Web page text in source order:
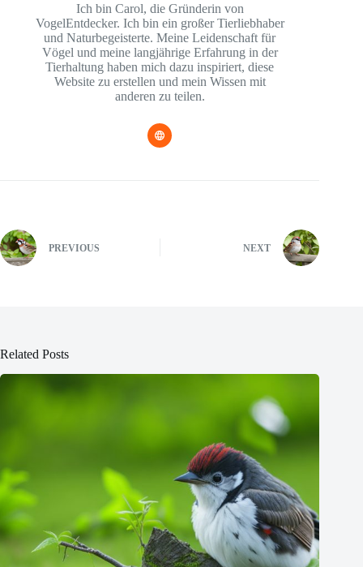
Ich bin Carol, die Gründerin von
VogelEntdecker. Ich bin ein großer Tierliebhaber
und Naturbegeisterte. Meine Leidenschaft für
Vögel und meine langjährige Erfahrung in der
Tierhaltung haben mich dazu inspiriert, diese
Website zu erstellen und mein Wissen mit
anderen zu teilen.
PREVIOUS NEXT
Related Posts